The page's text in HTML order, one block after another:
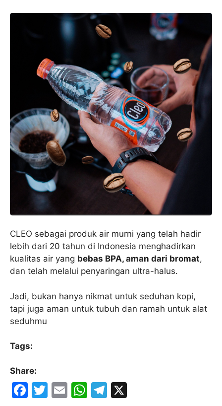
CLEO sebagai produk air murni yang telah hadir
lebih dari 20 tahun di Indonesia menghadirkan
kualitas air yang bebas BPA, aman dari bromat,
dan telah melalui penyaringan ultra-halus.
Jadi, bukan hanya nikmat untuk seduhan kopi,
tapi juga aman untuk tubuh dan ramah untuk alat
seduhmu
Tags:
Share:
F
T
E
W T